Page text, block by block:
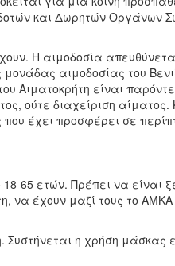
και Δωρητών Οργάνων
Η αιμοδοσία
αιμοδοσίας του
Αιματοκρήτη είναι
ούτε διαχείριση
που έχει προσφέρει σε
65 ετών. Πρέπει να είναι
να έχουν μαζί τους το ΑΜΚΑ
η χρήση μάσκας